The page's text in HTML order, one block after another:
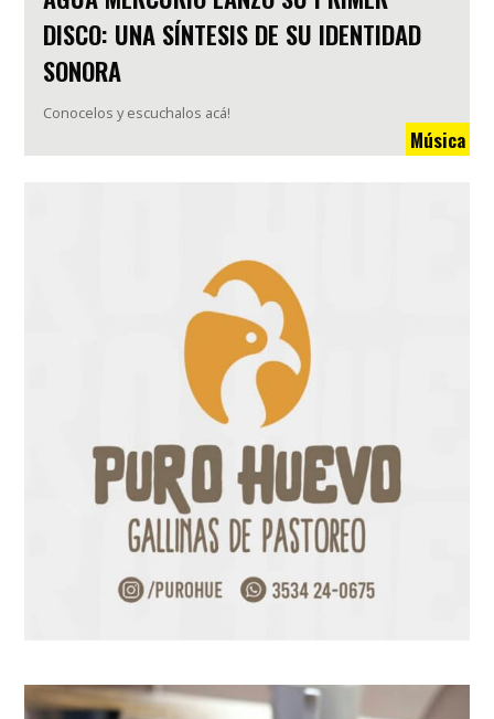
DISCO: UNA SÍNTESIS DE SU IDENTIDAD
SONORA
Conocelos y escuchalos acá!
Música